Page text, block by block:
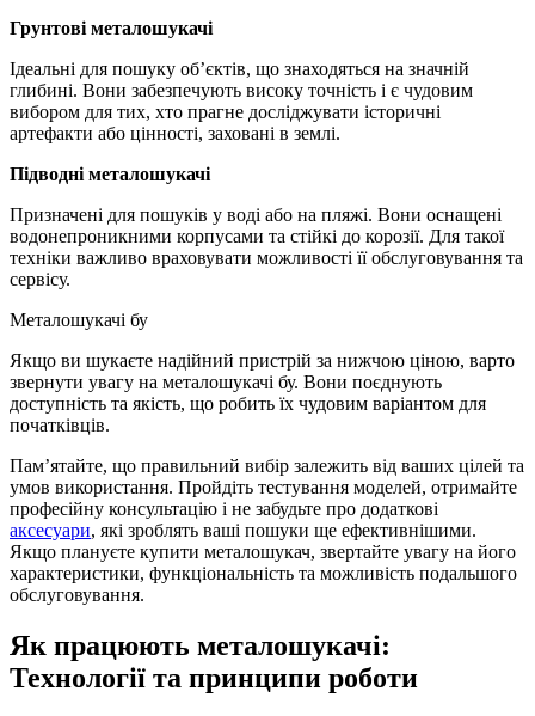
Грунтові металошукачі
Ідеальні для пошуку об’єктів, що знаходяться на значній
глибині. Вони забезпечують високу точність і є чудовим
вибором для тих, хто прагне досліджувати історичні
артефакти або цінності, заховані в землі.
Підводні металошукачі
Призначені для пошуків у воді або на пляжі. Вони оснащені
водонепроникними корпусами та стійкі до корозії. Для такої
техніки важливо враховувати можливості її обслуговування та
сервісу.
Металошукачі бу
Якщо ви шукаєте надійний пристрій за нижчою ціною, варто
звернути увагу на металошукачі бу. Вони поєднують
доступність та якість, що робить їх чудовим варіантом для
початківців.
Пам’ятайте, що правильний вибір залежить від ваших цілей та
умов використання. Пройдіть тестування моделей, отримайте
професійну консультацію і не забудьте про додаткові
аксесуари, які зроблять ваші пошуки ще ефективнішими.
Якщо плануєте купити металошукач, звертайте увагу на його
характеристики, функціональність та можливість подальшого
обслуговування.
Як працюють металошукачі:
Технології та принципи роботи